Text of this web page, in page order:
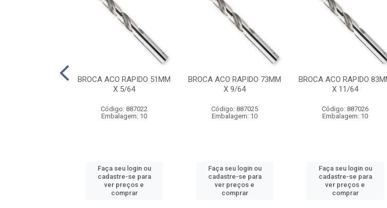
BROCA ACO RAPIDO 51MM
X 5/64
Código: 887022
Embalagem: 10
Faça seu login ou
cadastre-se para
ver preços e
comprar
BROCA ACO RAPIDO 73MM
X 9/64
Código: 887025
Embalagem: 10
Faça seu login ou
cadastre-se para
ver preços e
comprar
BROCA ACO RAPIDO
X 11/64
Código: 887026
Embalagem: 10
Faça seu login ou
cadastre-se para
ver preços e
comprar